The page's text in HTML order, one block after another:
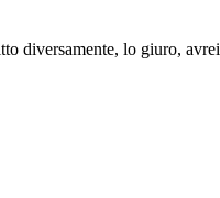
diversamente, lo giuro, avrei